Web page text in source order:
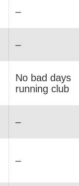
–
–
No bad days
running club
–
–